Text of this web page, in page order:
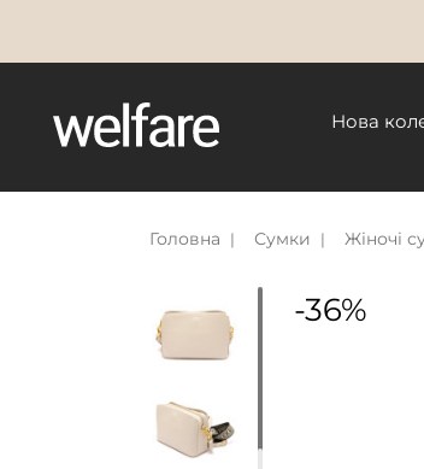
Нова
Головна Сумки Жіночі
-36%